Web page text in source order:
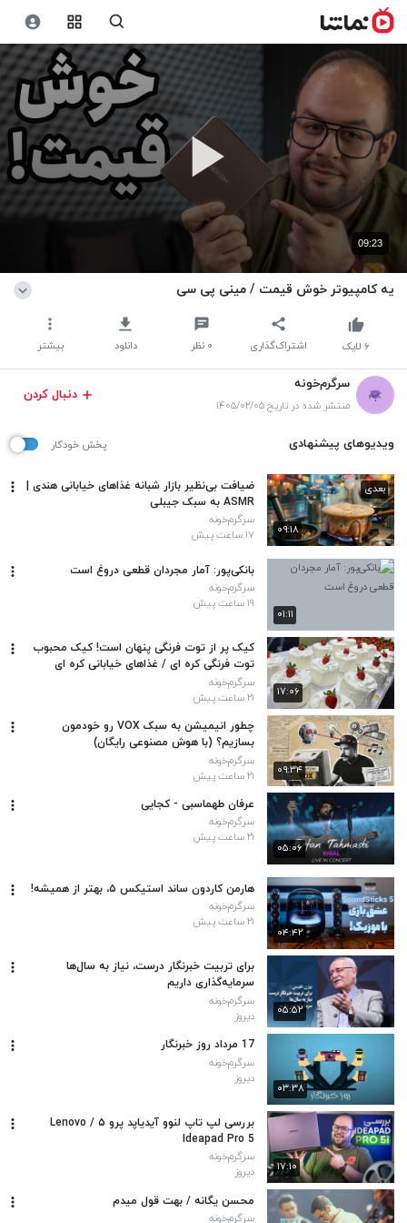
09:23
یه کامپیوتر خوش قیمت / مینی پی سی
اشتراک‌گذاری ۰ نظر دانلود بیشتر ۶ لایک
سرگرم‌خونه
منتشر شده در تاریخ ۱۴۰۵/۰۲/۰۵
دنبال کردن
ویدیوهای پیشنهادی پخش خودکار
۰۹:۱۸
بعدی
ضیافت بی‌نظیر بازار شبانه غذاهای خیابانی هندی |
ASMR به سبک جیبلی
سرگرم‌خونه
۱۷ ساعت پیش
۰۱:۱۱
بانکی‌پور: آمار مجردان قطعی دروغ است
سرگرم‌خونه
۱۹ ساعت پیش
۱۷:۰۶
کیک پر از توت فرنگی پنهان است! کیک محبوب
توت فرنگی کره ای / غذاهای خیابانی کره ای
سرگرم‌خونه
۲۱ ساعت پیش
۰۹:۳۴
چطور انیمیشن به سبک VOX رو خودمون
بسازیم؟ (با هوش مصنوعی رایگان)
سرگرم‌خونه
۲۱ ساعت پیش
۰۵:۰۶
عرفان طهماسبی - کجایی
سرگرم‌خونه
۲۱ ساعت پیش
۰۴:۴۲
هارمن کاردون ساند استیکس ۵، بهتر از همیشه!
سرگرم‌خونه
۲۱ ساعت پیش
۰۵:۵۲
برای تربیت خبرنگار درست، نیاز به سال‌ها
سرمایه‌گذاری داریم
سرگرم‌خونه
دیروز
۰۳:۳۸
17 مرداد روز خبرنگار
سرگرم‌خونه
دیروز
۱۷:۱۰
بررسی لپ تاپ لنوو آیدیاپد پرو ۵ / Lenovo
Ideapad Pro 5
سرگرم‌خونه
دیروز
محسن یگانه / بهت قول میدم
سرگرم‌خونه